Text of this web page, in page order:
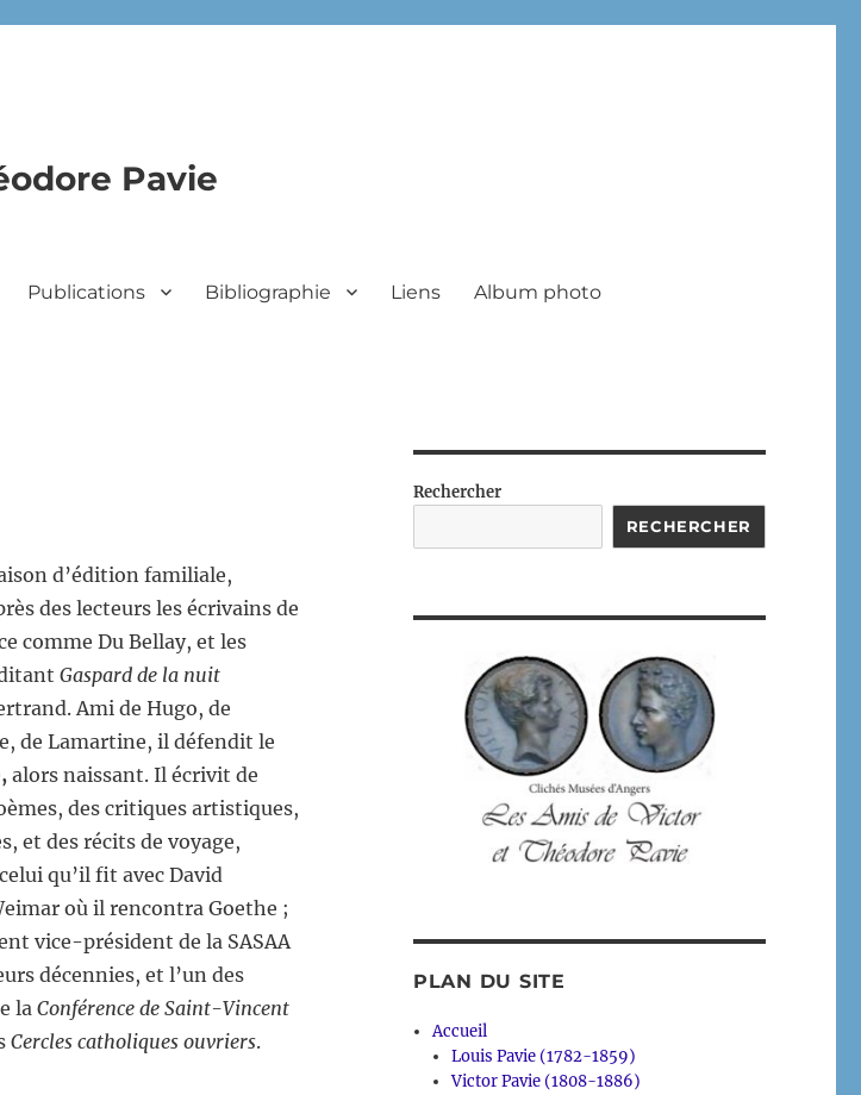
Pavie
Publications Bibliographie Liens Album photo
d’édition familiale,
des lecteurs les écrivains de
comme Du Bellay, et les
Gaspard de la nuit
Ami de Hugo, de
de Lamartine, il défendit le
,alors naissant. Il écrivit de
des critiques artistiques,
et des récits de voyage,
qu’il fit avec David
où il rencontra Goethe ;
vice-président de la SASAA
décennies, et l’un des
la Conférence de Saint-Vincent
Cercles catholiques ouvriers.
Rechercher
RECHERCHER
PLAN DU SITE
Accueil
Louis Pavie (1782-1859)
Victor Pavie (1808-1886)